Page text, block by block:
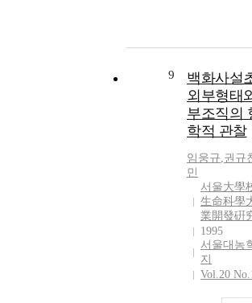
9
백화사설
외부형태
부조직의
학적 관찰
임웅규,권규
민
서울大學
生命科學
業開發硏
1995
서울대농
지
Vol.20